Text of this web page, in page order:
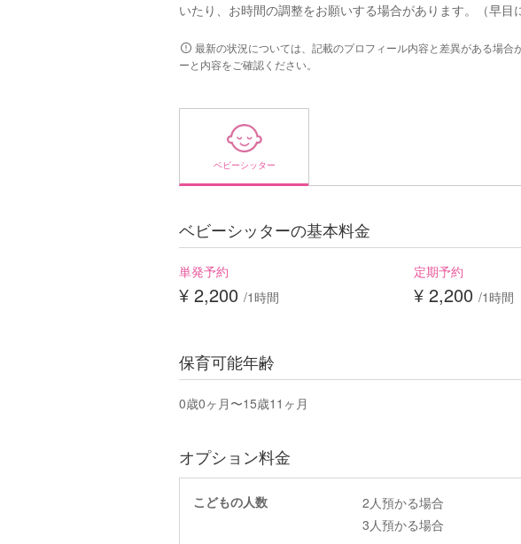
いたり、お時間の調整をお願いする場合があります。（早目
最新の状況については、記載のプロフィール内容と差異がある場合
ーと内容をご確認ください。
ベビーシッター
ベビーシッターの基本料金
単発予約
¥ 2,200 /1時間
定期予約
¥ 2,200 /1時間
保育可能年齢
0歳0ヶ月〜15歳11ヶ月
オプション料金
こどもの人数 2人預かる場合
3人預かる場合